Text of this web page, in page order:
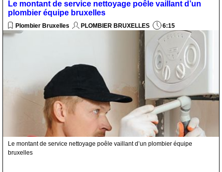
Le montant de service nettoyage poêle vaillant d’un
plombier équipe bruxelles
Plombier Bruxelles PLOMBIER BRUXELLES 6:15
Le montant de service nettoyage poêle vaillant d’un plombier équipe
bruxelles